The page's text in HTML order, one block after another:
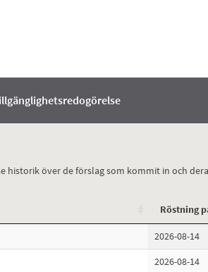
historik över de förslag som kommit in och
Röstning
2026-08-14
2026-08-14